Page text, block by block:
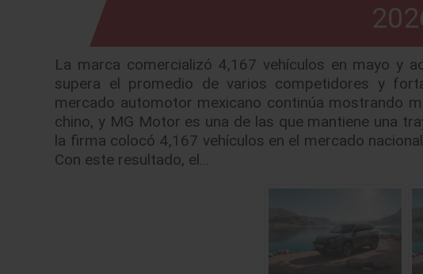
La marca comercializó 4,167 vehículos en mayo y
supera el promedio de varios competidores y
mercado automotor mexicano continúa mostrando
chino, y MG Motor es una de las que mantiene una
la firma colocó 4,167 vehículos en el mercado
Con este resultado, el…